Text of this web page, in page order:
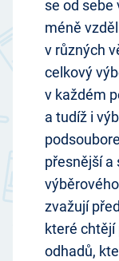
se od sebe
méně
v různých
celkový
v každém
a tudíž i
přesnější a
zvažují
které chtějí
odhadů,